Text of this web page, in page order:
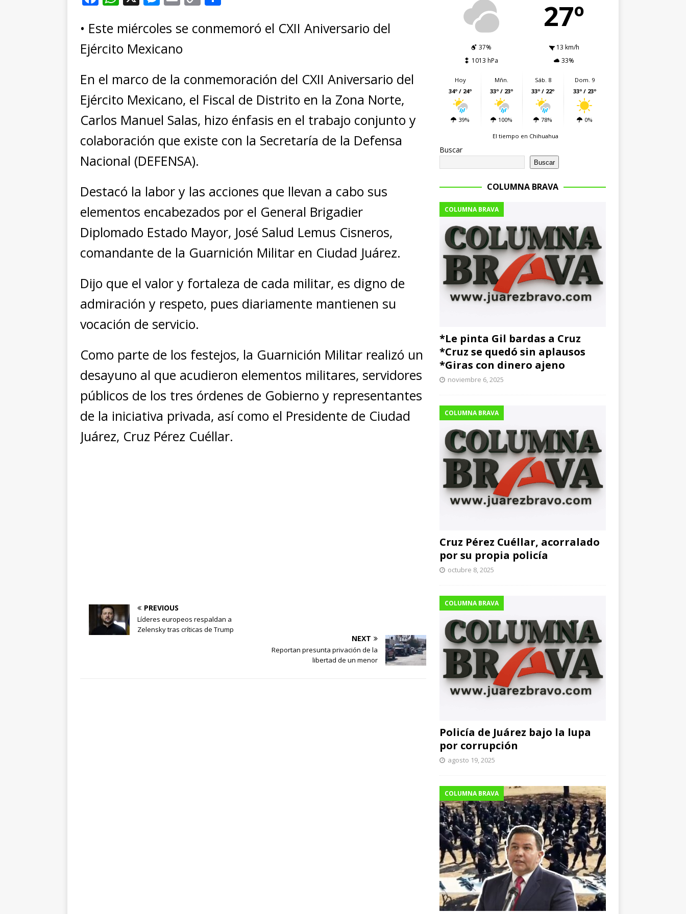
c
e
o
o
k
at
s
p
p
ss
e
g
e
r
ai
l
p
n
k
m
ti
r
• Este miércoles se conmemoró el CXII Aniversario del
Ejército Mexicano
En el marco de la conmemoración del CXII Aniversario del
Ejército Mexicano, el Fiscal de Distrito en la Zona Norte,
Carlos Manuel Salas, hizo énfasis en el trabajo conjunto y
colaboración que existe con la Secretaría de la Defensa
Nacional (DEFENSA).
Destacó la labor y las acciones que llevan a cabo sus
elementos encabezados por el General Brigadier
Diplomado Estado Mayor, José Salud Lemus Cisneros,
comandante de la Guarnición Militar en Ciudad Juárez.
Dijo que el valor y fortaleza de cada militar, es digno de
admiración y respeto, pues diariamente mantienen su
vocación de servicio.
Como parte de los festejos, la Guarnición Militar realizó un
desayuno al que acudieron elementos militares, servidores
públicos de los tres órdenes de Gobierno y representantes
de la iniciativa privada, así como el Presidente de Ciudad
Juárez, Cruz Pérez Cuéllar.
PREVIOUS
Líderes europeos respaldan a
Zelensky tras críticas de Trump
NEXT
Reportan presunta privación de la
libertad de un menor
27º
37%
13 km/h
1013 hPa
33%
Hoy
34º / 24º
39%
Mñn.
33º / 23º
100%
Sáb. 8
33º / 22º
78%
Dom. 9
33º / 23º
0%
El tiempo en Chihuahua
Buscar
Buscar
COLUMNA BRAVA
COLUMNA BRAVA
*Le pinta Gil bardas a Cruz
*Cruz se quedó sin aplausos
*Giras con dinero ajeno
noviembre 6, 2025
COLUMNA BRAVA
Cruz Pérez Cuéllar, acorralado
por su propia policía
octubre 8, 2025
COLUMNA BRAVA
Policía de Juárez bajo la lupa
por corrupción
agosto 19, 2025
COLUMNA BRAVA